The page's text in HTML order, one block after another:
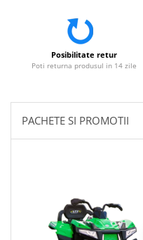
Posibilitate retur
Poti returna produsul in 14 zile
PACHETE SI PROMOTII